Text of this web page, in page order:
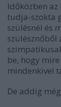
Időközben
tudja-szokta
szülésnél és
szülésznőből
be, hogy
mindenkivel
De addig